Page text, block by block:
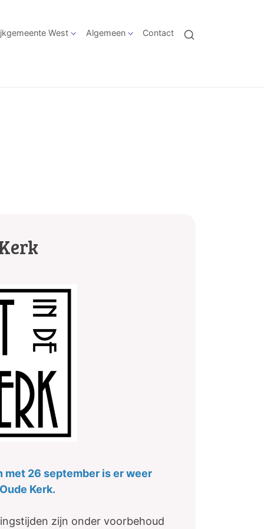
West Algemeen Contact
met 26 september is er weer
Kerk.
zijn onder voorbehoud